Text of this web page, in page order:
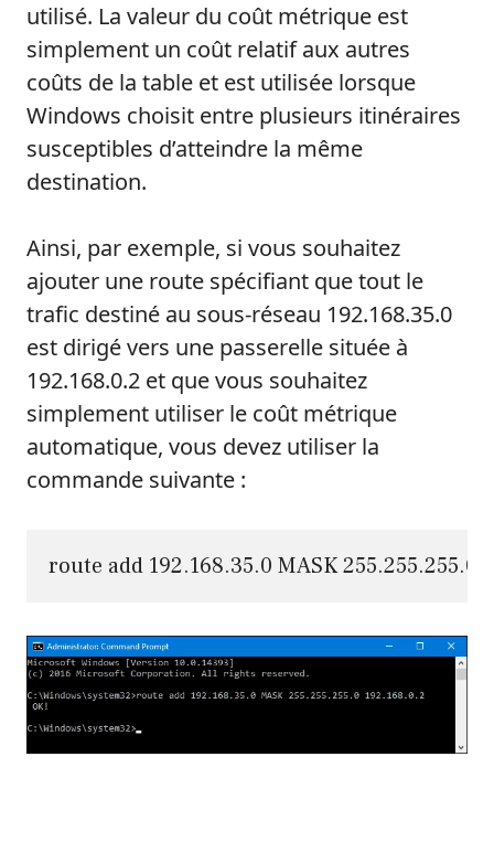
utilisé. La valeur du coût métrique est
simplement un coût relatif aux autres
coûts de la table et est utilisée lorsque
Windows choisit entre plusieurs itinéraires
susceptibles d’atteindre la même
destination.
Ainsi, par exemple, si vous souhaitez
ajouter une route spécifiant que tout le
trafic destiné au sous-réseau 192.168.35.0
est dirigé vers une passerelle située à
192.168.0.2 et que vous souhaitez
simplement utiliser le coût métrique
automatique, vous devez utiliser la
commande suivante :
route add 192.168.35.0 MASK 255.255.255.0